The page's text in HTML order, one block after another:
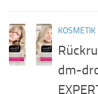
KOSMETIK
dm-